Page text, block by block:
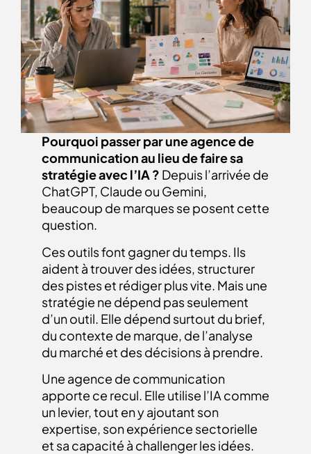
Pourquoi passer par une agence de
communication au lieu de faire sa
stratégie avec l’IA ? Depuis l’arrivée de
ChatGPT, Claude ou Gemini,
beaucoup de marques se posent cette
question.
Ces outils font gagner du temps. Ils
aident à trouver des idées, structurer
des pistes et rédiger plus vite. Mais une
stratégie ne dépend pas seulement
d’un outil. Elle dépend surtout du brief,
du contexte de marque, de l’analyse
du marché et des décisions à prendre.
Une agence de communication
apporte ce recul. Elle utilise l’IA comme
un levier, tout en y ajoutant son
expertise, son expérience sectorielle
et sa capacité à challenger les idées.